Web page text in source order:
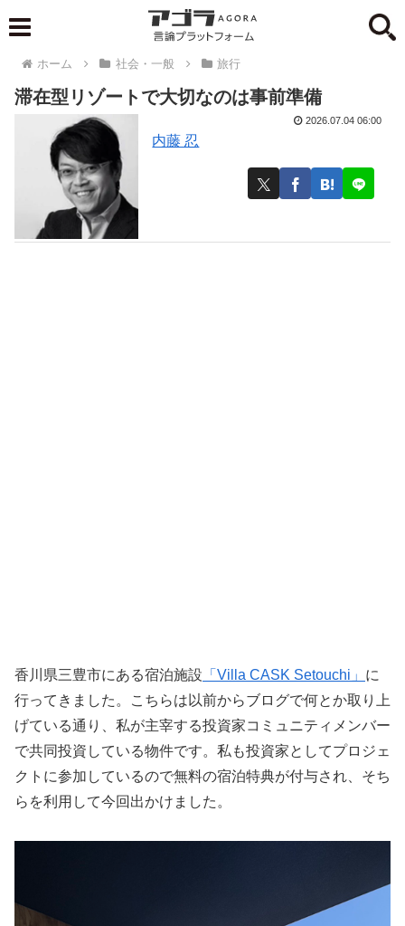
ホーム 社会・一般 旅行
滞在型リゾートで大切なのは事前準備
内藤 忍
2026.07.04 06:00
香川県三豊市にある宿泊施設 「Villa CASK Setouchi」 に
行ってきました。こちらは以前からブログで何とか取り上
げている通り、私が主宰する投資家コミュニティメンバー
で共同投資している物件です。私も投資家としてプロジェ
クトに参加しているので無料の宿泊特典が付与され、そち
らを利用して今回出かけました。